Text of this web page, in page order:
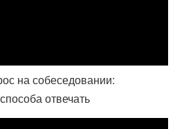
на собеседовании:
отвечать